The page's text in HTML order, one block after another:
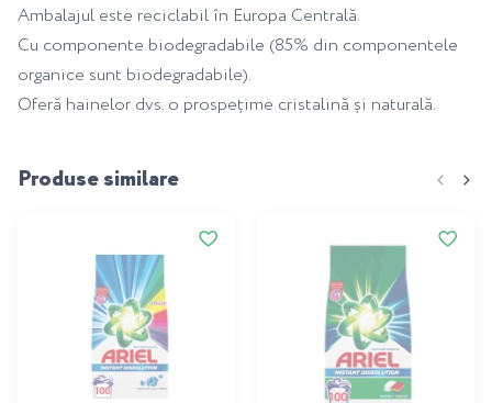
Ambalajul este reciclabil în Europa Centrală.
Cu componente biodegradabile (85% din componentele
organice sunt biodegradabile).
Oferă hainelor dvs. o prospețime cristalină și naturală.
Produse similare